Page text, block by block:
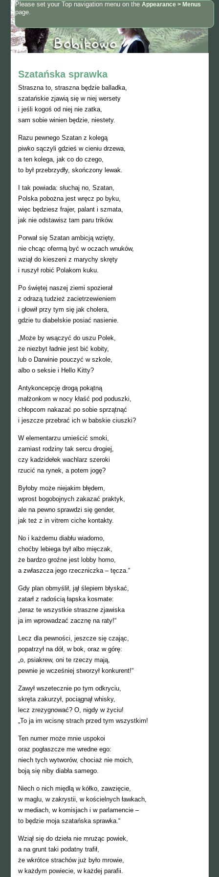
Please set your Top navigation menu on the Appearance > Menus
page.
Szatańska sprawka
Straszna to, straszna będzie balladka,
szatańskie zjawią się w niej wersety
i jeśli kogoś od niej nie zatka,
sam sobie winien będzie, niestety.
Razu pewnego Szatan z kolegą
piwko sączyli gdzieś w cieniu drzewa,
a ten kolega, jak co do czego,
to był przebrzydły, skończony lewak.
I tak powiada: słuchaj no, Szatan,
Polska pobożna jest wręcz po byku,
więc będziesz frajer, palant i szmata,
jak nie odstawisz tam paru trików.
Porwał się Szatan ambicją wzięty,
nie chcąc ofermą być w oczach wnuków,
wziął do kieszeni z marychy skręty
i ruszył robić Polakom kuku.
Po świętej naszej ziemi spozierał
z odrazą tudzież zacietrzewieniem
i głowił przy tym się jak cholera,
gdzie tu diabelskie posiać nasienie.
„Może by wsączyć do uszu Polek,
że niezbyt ładnie jest bić kobity,
lub o Darwinie pouczyć w szkole,
albo o seksie i Hello Kitty?
Antykoncepcję drogą pokątną
małżonkom w nocy kłaść pod poduszki,
chłopcom nakazać po sobie sprzątnąć
i jeszcze przebrać ich w babskie ciuszki?
W elementarzu umieścić smoki,
zamiast rodziny tak sercu drogiej,
czy kadzidełek wachlarz szeroki
rzucić na rynek, a potem jogę?
Byłoby może niejakim błędem,
wprost bogobojnych zakazać praktyk,
ale na pewno sprawdzi się gender,
jak też z in vitrem ciche kontakty.
No i każdemu diabłu wiadomo,
choćby lebiega był albo mięczak,
że bardzo groźne jest lobby homo,
a zwłaszcza jego rzeczniczka – tęcza.“
Gdy plan obmyślił, jął ślepiem błyskać,
zatarł z radością łapska kosmate:
„teraz te wszystkie straszne zjawiska
ja im wprowadzać zacznę na raty!“
Lecz dla pewności, jeszcze się czając,
popatrzył na dół, w bok, oraz w górę:
„o, psiakrew, oni te rzeczy mają,
pewnie je wcześniej stworzył konkurent!“
Zawył wszetecznie po tym odkryciu,
skręta zakurzył, pociągnął whisky,
lecz zrezygnować? O, nigdy w życiu!
„To ja im wcisnę strach przed tym wszystkim!
Ten numer może mnie uspokoi
oraz pogłaszcze me wredne ego:
niech tych wytworów, chociaż nie moich,
boją się niby diabła samego.
Niech o nich międlą w kółko, zawzięcie,
w maglu, w zakrystii, w kościelnych ławkach,
w mediach, w komisjach i w parlamencie –
to będzie moja szatańska sprawka.“
Wziął się do dzieła nie mrużąc powiek,
a na grunt taki podatny trafił,
że wkrótce strachów już było mrowie,
w każdym powiecie, w każdej parafii.